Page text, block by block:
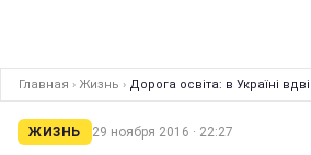
Главная › Жизнь › Дорога освіта: в Україні
ЖИЗНЬ 29 ноября 2016 · 22:27